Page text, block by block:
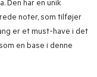
Den har en unik
noter, som tilføjer
er et must-have i det
en base i denne